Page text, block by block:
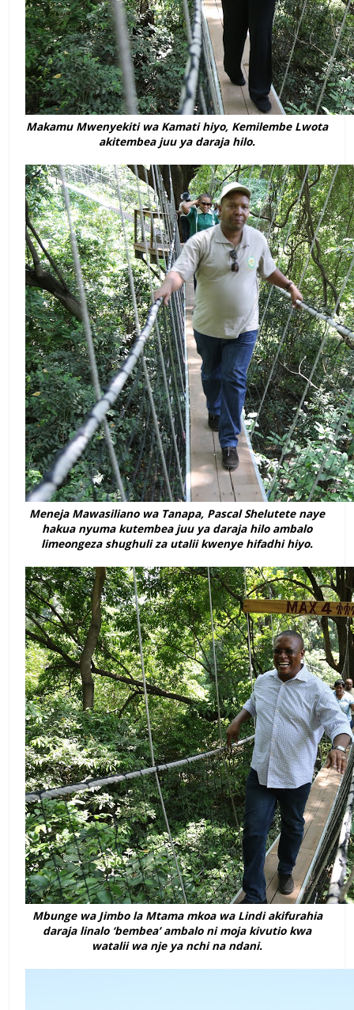
Makamu Mwenyekiti wa Kamati hiyo, Kemilembe Lwota
akitembea juu ya daraja hilo.
Meneja Mawasiliano wa Tanapa, Pascal Shelutete naye
hakua nyuma kutembea juu ya daraja hilo ambalo
limeongeza shughuli za utalii kwenye hifadhi hiyo.
Mbunge wa Jimbo la Mtama mkoa wa Lindi akifurahia
daraja linalo ‘bembea’ ambalo ni moja kivutio kwa
watalii wa nje ya nchi na ndani.